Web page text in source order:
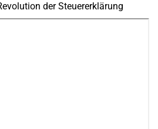
der Steuererklärung